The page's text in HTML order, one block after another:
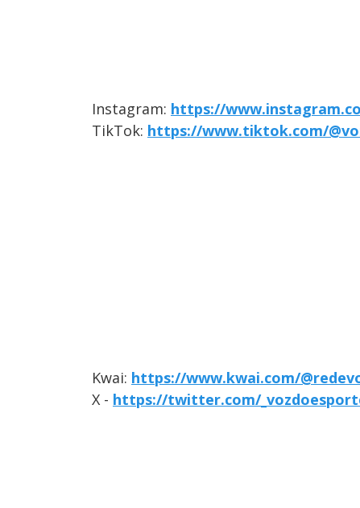
Instagram: https://
TikTok: https://www.tiktok.com/
Kwai: https://www.kwai.com/
X - https://twitter.com/